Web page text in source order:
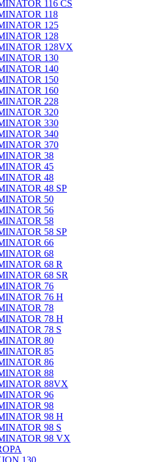
116 CS
118
125
128
128VX
130
140
150
160
228
320
330
340
370
38
45
48
48 SP
50
56
58
58 SP
66
68
68 R
68 SR
76
76 H
78
78 H
78 S
80
85
86
88
88VX
96
98
98 H
98 S
98 VX
130